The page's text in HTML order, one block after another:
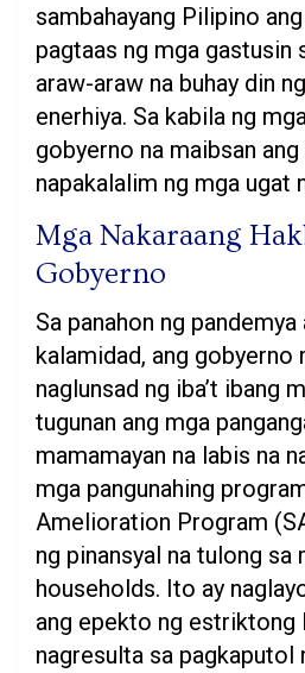
sambahayang Pilipino
pagtaas ng mga gastusin
araw-araw na buhay din
enerhiya. Sa kabila ng
gobyerno na maibsan
napakalalim ng mga ugat
Mga Nakaraang
Gobyerno
Sa panahon ng
kalamidad, ang gobyerno
naglunsad ng iba’t ibang
tugunan ang mga
mamamayan na labis na
mga pangunahing
Amelioration Program
ng pinansyal na tulong
households. Ito ay
ang epekto ng estriktong
nagresulta sa pagkaputol